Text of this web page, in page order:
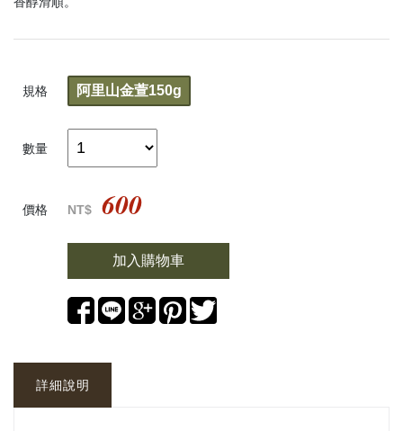
規格 阿里山金萱150g
數量
價格 NT$ 600
加入購物車
詳細說明